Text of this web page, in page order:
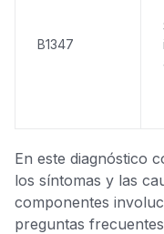
B1347
En este diagnóstico
los síntomas y las
componentes
preguntas